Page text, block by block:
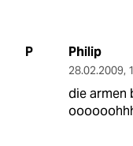
P Philip
28.02.2009,
die armen